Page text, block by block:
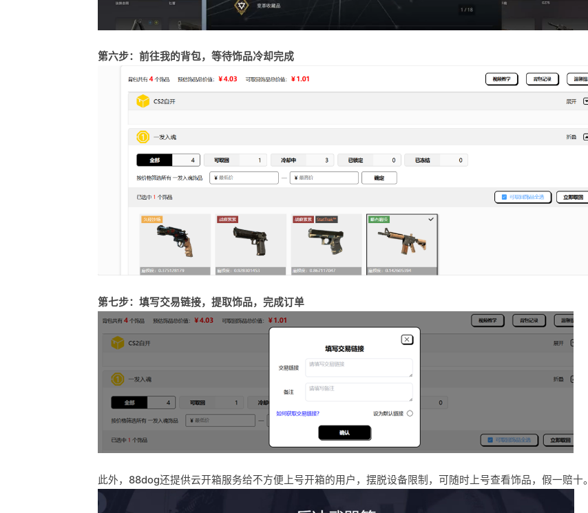
第六步：前往我的背包，等待饰品冷却完成
第七步：填写交易链接，提取饰品，完成订单
此外，88dog还提供云开箱服务给不方便上号开箱的用户，摆脱设备限制，可随时上号查看饰品，假一赔十。